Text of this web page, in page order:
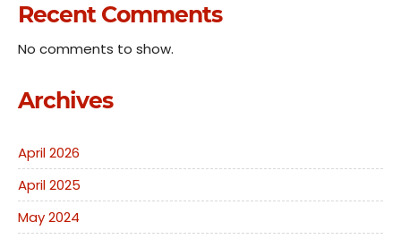
Recent Comments
No comments to show.
Archives
April 2026
April 2025
May 2024